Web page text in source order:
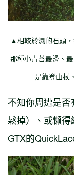
▲相較於濕的石頭
那種小青苔最滑、
是靠登山杖
不知你周遭是
鬆掉）、或懶
GTX的